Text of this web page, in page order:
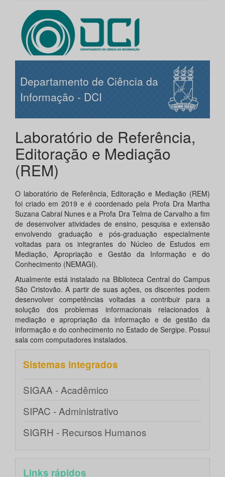
Departamento de Ciência da
Informação - DCI
Laboratório de Referência,
Editoração e Mediação
(REM)
O laboratório de Referência, Editoração e Mediação (REM)
foi criado em 2019 e é coordenado pela Profa Dra Martha
Suzana Cabral Nunes e a Profa Dra Telma de Carvalho a fim
de desenvolver atividades de ensino, pesquisa e extensão
envolvendo graduação e pós-graduação especialmente
voltadas para os integrantes do Núcleo de Estudos em
Mediação, Apropriação e Gestão da Informação e do
Conhecimento (NEMAGI).
Atualmente está instalado na Biblioteca Central do Campus
São Cristovão. A partir de suas ações, os discentes podem
desenvolver competências voltadas a contribuir para a
solução dos problemas informacionais relacionados à
mediação e apropriação da informação e de gestão da
informação e do conhecimento no Estado de Sergipe. Possui
sala com computadores instalados.
Sistemas integrados
SIGAA - Acadêmico
SIPAC - Administrativo
SIGRH - Recursos Humanos
Links rápidos